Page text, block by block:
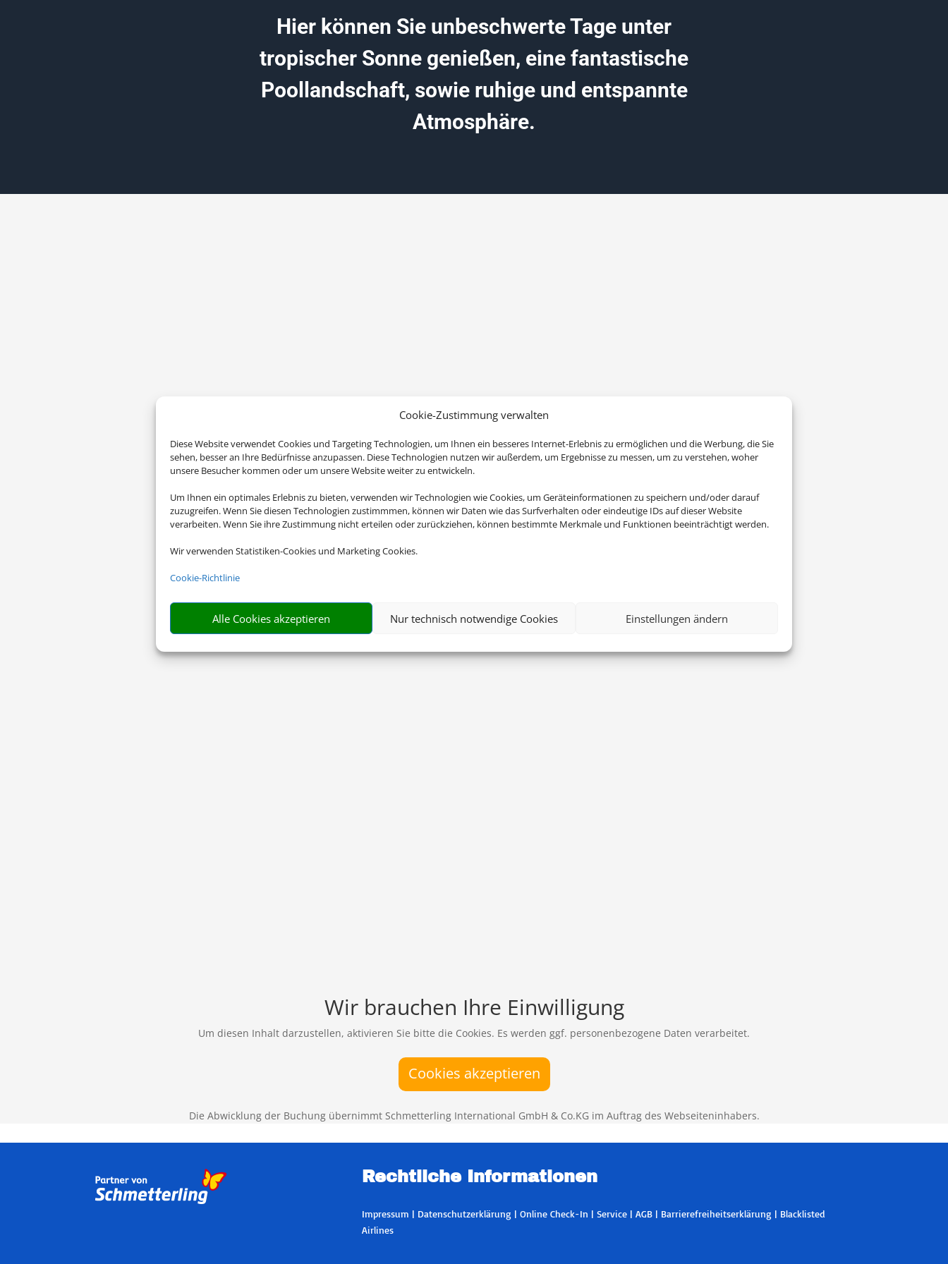
Cookie-Zustimmung verwalten
Diese Website verwendet Cookies und Targeting Technologien, um Ihnen ein besseres Internet-Erlebnis zu ermöglichen und die Werbung, die Sie
sehen, besser an Ihre Bedürfnisse anzupassen. Diese Technologien nutzen wir außerdem, um Ergebnisse zu messen, um zu verstehen, woher
unsere Besucher kommen oder um unsere Website weiter zu entwickeln.
Um Ihnen ein optimales Erlebnis zu bieten, verwenden wir Technologien wie Cookies, um Geräteinformationen zu speichern und/oder darauf
zuzugreifen. Wenn Sie diesen Technologien zustimmmen, können wir Daten wie das Surfverhalten oder eindeutige IDs auf dieser Website
verarbeiten. Wenn Sie ihre Zustimmung nicht erteilen oder zurückziehen, können bestimmte Merkmale und Funktionen beeinträchtigt werden.
Wir verwenden Statistiken-Cookies und Marketing Cookies.
Cookie-Richtlinie
Alle Cookies akzeptieren Nur technisch notwendige Cookies Einstellungen ändern
Hier können Sie unbeschwerte Tage unter
tropischer Sonne genießen, eine fantastische
Poollandschaft, sowie ruhige und entspannte
Atmosphäre.
Wir brauchen Ihre Einwilligung
Um diesen Inhalt darzustellen, aktivieren Sie bitte die Cookies. Es werden ggf. personenbezogene Daten verarbeitet.
Cookies akzeptieren
Die Abwicklung der Buchung übernimmt Schmetterling International GmbH & Co.KG im Auftrag des Webseiteninhabers.
Rechtliche Informationen
Impressum | Datenschutzerklärung | Online Check-In | Service| AGB| Barrierefreiheitserklärung | Blacklisted
Airlines